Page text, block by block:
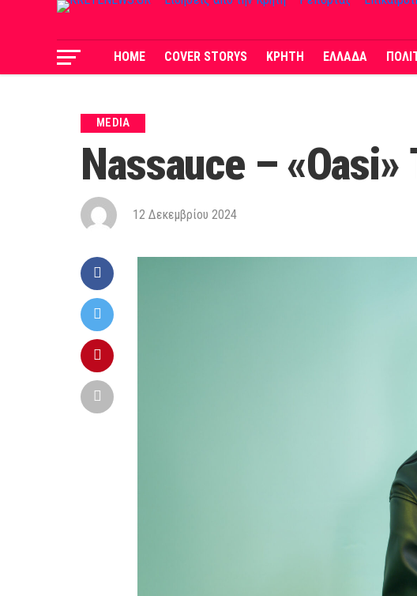
HOME COVER STORYS ΚΡΗΤΗ ΕΛΛΑΔΑ
MEDIA
Nassauce –
12 Δεκεμβρίου 2024